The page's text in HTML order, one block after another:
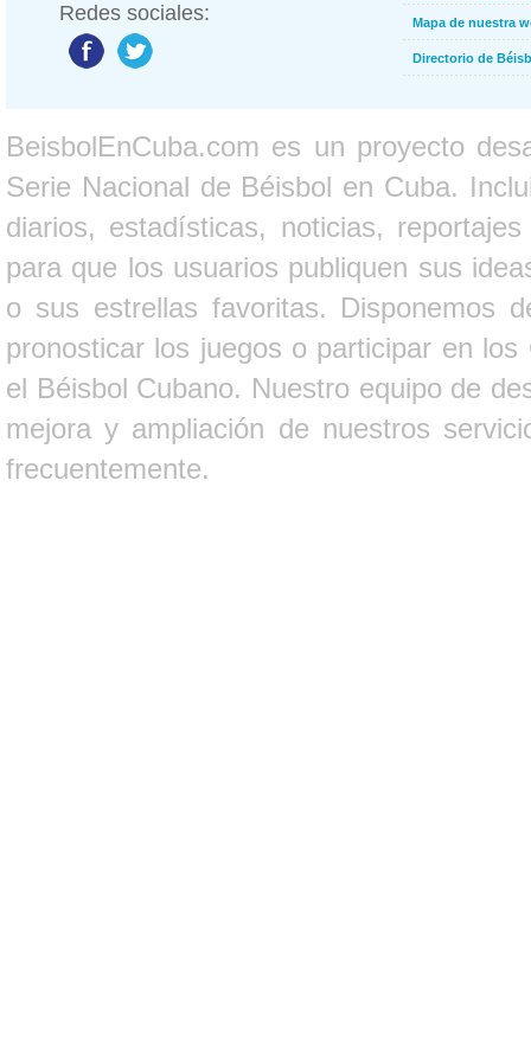
Redes sociales: Mapa de nuestra
Directorio de
BeisbolEnCuba.com es un proyecto
Serie Nacional de Béisbol en Cuba.
diarios, estadísticas, noticias,
para que los usuarios publiquen sus
o sus estrellas favoritas. Disponemos
pronosticar los juegos o participar en
el Béisbol Cubano. Nuestro equipo de
mejora y ampliación de nuestros
frecuentemente.